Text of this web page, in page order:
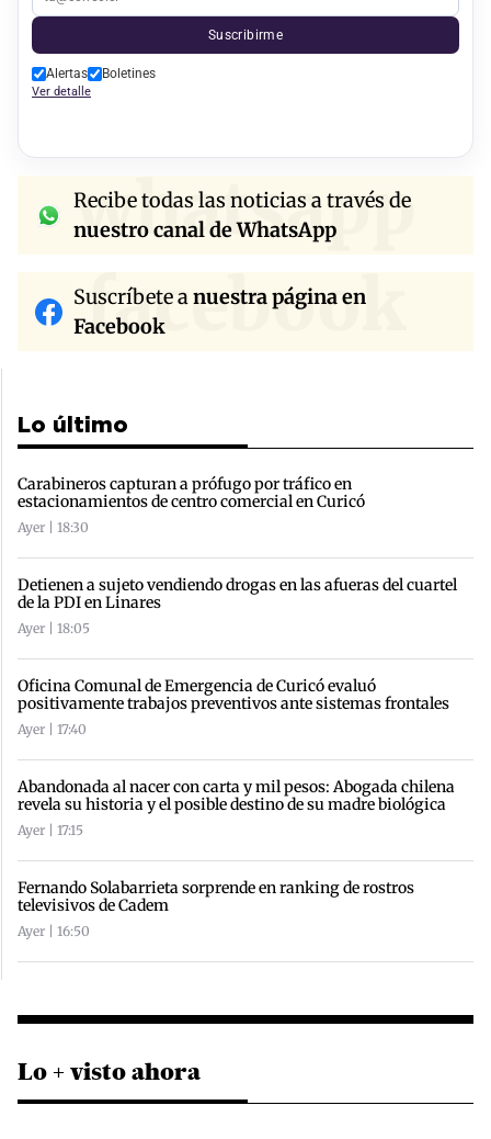
Suscribirme
Alertas Boletines
Ver detalle
whatsapp
Recibe todas las noticias a través de
nuestro canal de WhatsApp
facebook
Suscríbete anuestra página en
Facebook
Lo último
Carabineros capturan a prófugo por tráfico en
estacionamientos de centro comercial en Curicó
Ayer | 18:30
Detienen a sujeto vendiendo drogas en las afueras del cuartel
de la PDI en Linares
Ayer | 18:05
Oficina Comunal de Emergencia de Curicó evaluó
positivamente trabajos preventivos ante sistemas frontales
Ayer | 17:40
Abandonada al nacer con carta y mil pesos: Abogada chilena
revela su historia y el posible destino de su madre biológica
Ayer | 17:15
Fernando Solabarrieta sorprende en ranking de rostros
televisivos de Cadem
Ayer | 16:50
Lo + visto ahora